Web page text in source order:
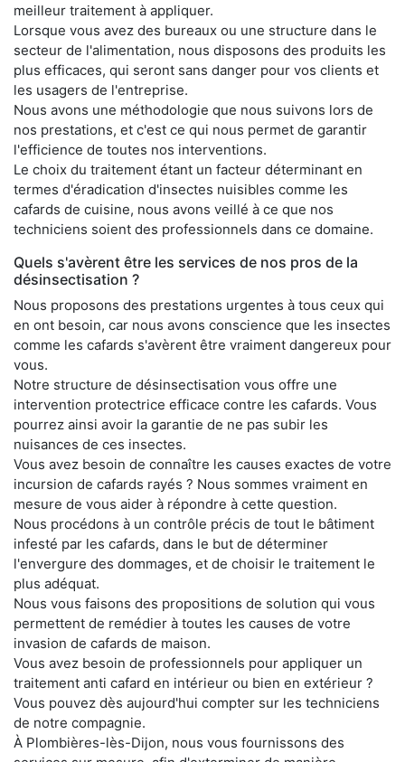
meilleur traitement à appliquer.
Lorsque vous avez des bureaux ou une structure dans le
secteur de l'alimentation, nous disposons des produits les
plus efficaces, qui seront sans danger pour vos clients et
les usagers de l'entreprise.
Nous avons une méthodologie que nous suivons lors de
nos prestations, et c'est ce qui nous permet de garantir
l'efficience de toutes nos interventions.
Le choix du traitement étant un facteur déterminant en
termes d'éradication d'insectes nuisibles comme les
cafards de cuisine, nous avons veillé à ce que nos
techniciens soient des professionnels dans ce domaine.
Quels s'avèrent être les services de nos pros de la
désinsectisation ?
Nous proposons des prestations urgentes à tous ceux qui
en ont besoin, car nous avons conscience que les insectes
comme les cafards s'avèrent être vraiment dangereux pour
vous.
Notre structure de désinsectisation vous offre une
intervention protectrice efficace contre les cafards. Vous
pourrez ainsi avoir la garantie de ne pas subir les
nuisances de ces insectes.
Vous avez besoin de connaître les causes exactes de votre
incursion de cafards rayés ? Nous sommes vraiment en
mesure de vous aider à répondre à cette question.
Nous procédons à un contrôle précis de tout le bâtiment
infesté par les cafards, dans le but de déterminer
l'envergure des dommages, et de choisir le traitement le
plus adéquat.
Nous vous faisons des propositions de solution qui vous
permettent de remédier à toutes les causes de votre
invasion de cafards de maison.
Vous avez besoin de professionnels pour appliquer un
traitement anti cafard en intérieur ou bien en extérieur ?
Vous pouvez dès aujourd'hui compter sur les techniciens
de notre compagnie.
À Plombières-lès-Dijon, nous vous fournissons des